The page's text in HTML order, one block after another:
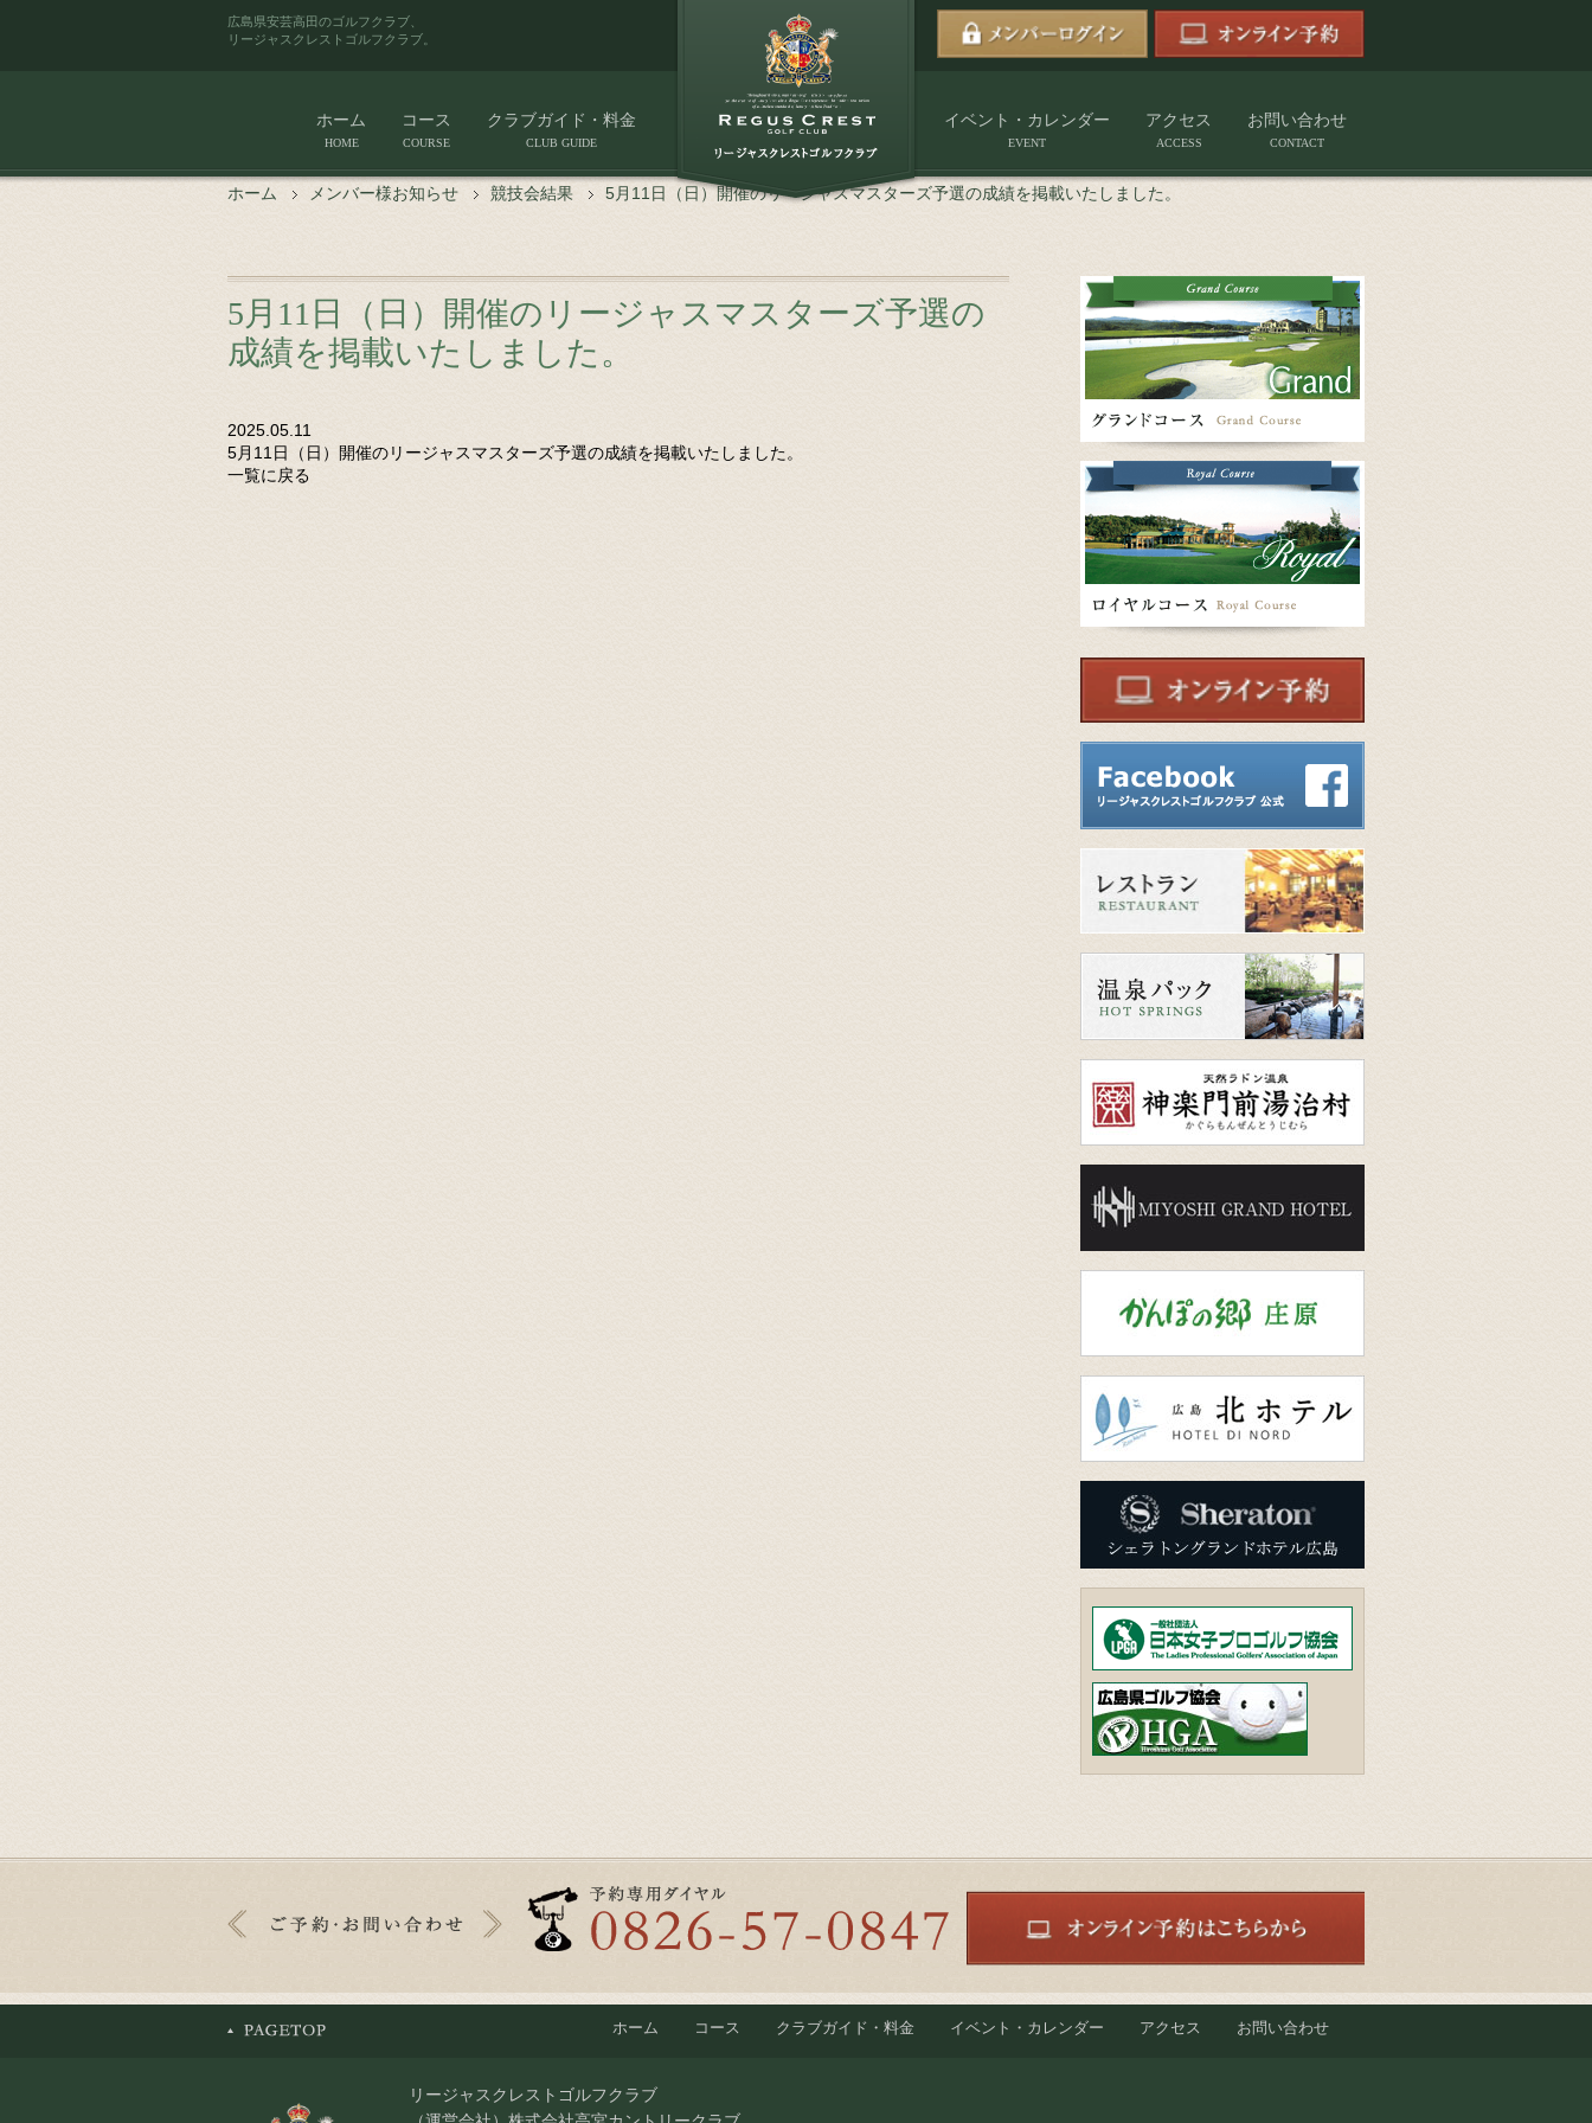
広島県安芸高田のゴルフクラブ、
リージャスクレストゴルフクラブ。
ホーム
HOME
コース
COURSE
クラブガイド・料金
CLUB GUIDE
イベント・カレンダー
EVENT
アクセス
ACCESS
お問い合わせ
CONTACT
ホーム メンバー様お知らせ 競技会結果 5月11日（日）開催のリージャスマスターズ予選の成績を掲載いたしました。
5月11日（日）開催のリージャスマスターズ予選の
成績を掲載いたしました。
2025.05.11
5月11日（日）開催のリージャスマスターズ予選の成績を掲載いたしました。
一覧に戻る
ホーム コース クラブガイド・料金 イベント・カレンダー アクセス お問い合わせ
リージャスクレストゴルフクラブ